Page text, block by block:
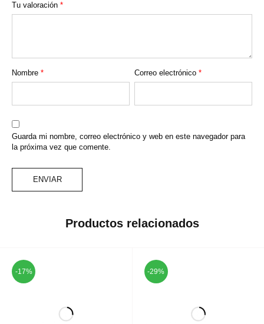
Tu valoración *
Nombre * Correo electrónico*
Guarda mi nombre, correo electrónico y web en este navegador para
la próxima vez que comente.
Productos relacionados
-17% -29%